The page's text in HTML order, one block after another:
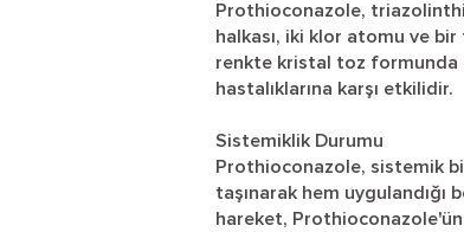
Prothioconazole,
halkası, iki klor atomu ve
renkte kristal toz formunda
hastalıklarına karşı etkilidir.
Sistemiklik Durumu
Prothioconazole, sistemik
taşınarak hem
hareket,